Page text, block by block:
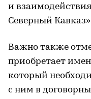
и
Северный
Важно также
приобретает
который
с ним в